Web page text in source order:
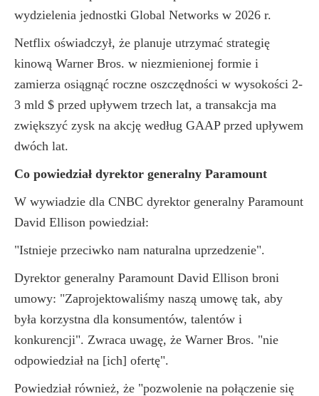
wydzielenia jednostki Global Networks w 2026 r.
Netflix oświadczył, że planuje utrzymać strategię
kinową Warner Bros. w niezmienionej formie i
zamierza osiągnąć roczne oszczędności w wysokości 2-
3 mld $ przed upływem trzech lat, a transakcja ma
zwiększyć zysk na akcję według GAAP przed upływem
dwóch lat.
Co powiedział dyrektor generalny Paramount
W wywiadzie dla CNBC dyrektor generalny Paramount
David Ellison powiedział:
"Istnieje przeciwko nam naturalna uprzedzenie".
Dyrektor generalny Paramount David Ellison broni
umowy: "Zaprojektowaliśmy naszą umowę tak, aby
była korzystna dla konsumentów, talentów i
konkurencji". Zwraca uwagę, że Warner Bros. "nie
odpowiedział na [ich] ofertę".
Powiedział również, że "pozwolenie na połączenie się